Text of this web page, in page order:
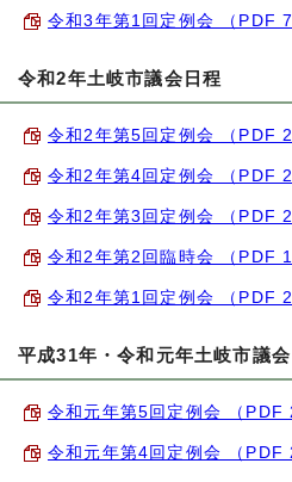
令和3年第1回定例会 （PDF
令和2年土岐市議会日程
令和2年第5回定例会 （PDF
令和2年第4回定例会 （PDF
令和2年第3回定例会 （PDF
令和2年第2回臨時会 （PDF
令和2年第1回定例会 （PDF
平成31年・令和元年土岐市議
令和元年第5回定例会 （PDF
令和元年第4回定例会 （PDF